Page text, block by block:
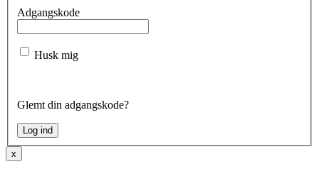
Adgangskode
Husk mig
Glemt din adgangskode?
x